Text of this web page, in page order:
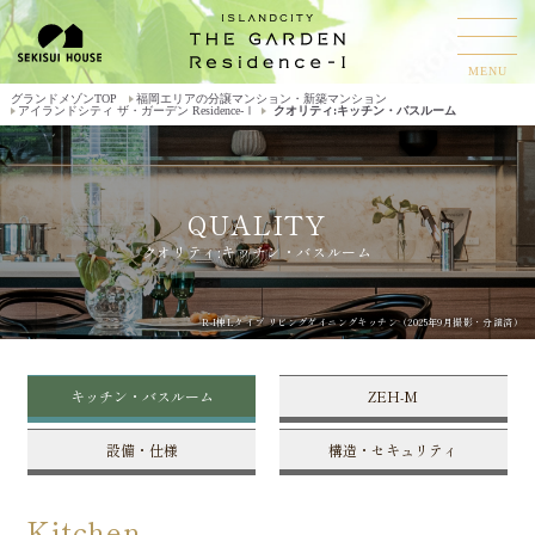
MENU
グランドメゾンTOP
福岡エリアの分譲マンション・新築マンション
アイランドシティ ザ・ガーデン Residence-Ⅰ
クオリティ:キッチン・バスルーム
QUALITY
クオリティ:キッチン・バスルーム
R-I棟Lタイプ リビングダイニングキッチン（2025年9月撮影・分譲済）
キッチン・バスルーム ZEH-M
設備・仕様 構造・セキュリティ